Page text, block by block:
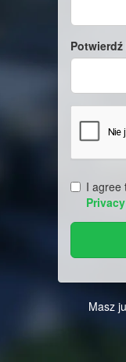
Potwierdź
I agree
Masz